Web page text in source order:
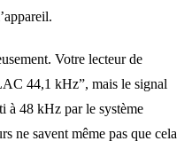
Votre lecteur de
44,1 kHz”, mais le signal
à 48 kHz par le système
ne savent même pas que cela